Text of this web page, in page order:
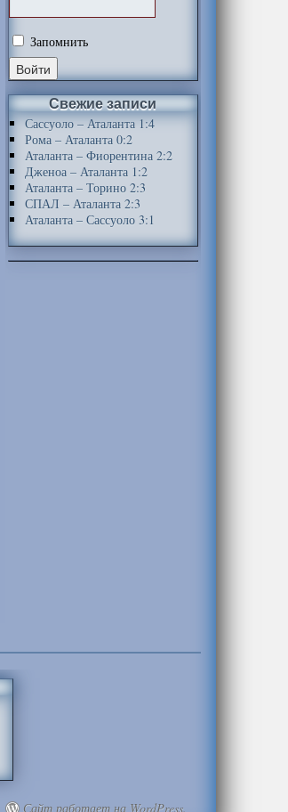
Запомнить
Свежие записи
Сассуоло – Аталанта 1:4
Рома – Аталанта 0:2
Аталанта – Фиорентина 2:2
Дженоа – Аталанта 1:2
Аталанта – Торино 2:3
СПАЛ – Аталанта 2:3
Аталанта – Сассуоло 3:1
Сайт работает на WordPress.